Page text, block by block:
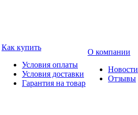
Как купить
Условия оплаты
Условия доставки
Гарантия на товар
О компании
Новости
Отзывы